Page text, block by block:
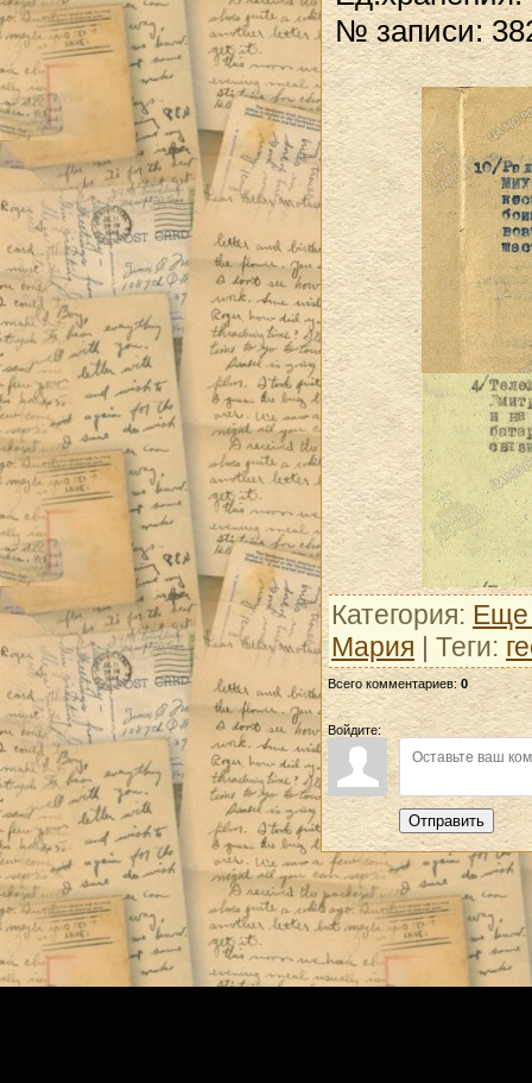
№ записи:
Категория: Еще
Мария | Теги:
Всего комментариев:0
Войдите:
Отправить